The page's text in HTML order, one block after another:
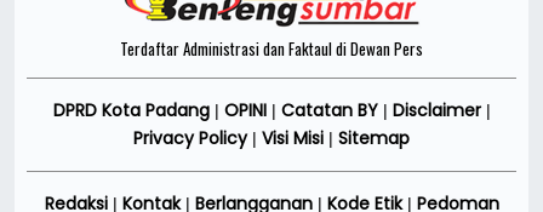
Terdaftar Administrasi dan Faktaul di Dewan Pers
DPRD Kota Padang| OPINI| Catatan BY| Disclaimer|
Privacy Policy| Visi Misi | Sitemap
Redaksi| Kontak| Berlangganan| Kode Etik| Pedoman